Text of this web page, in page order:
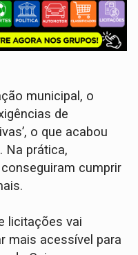
municipal, o
de
o que acabou
Na prática,
cumprir
licitações vai
mais acessível para